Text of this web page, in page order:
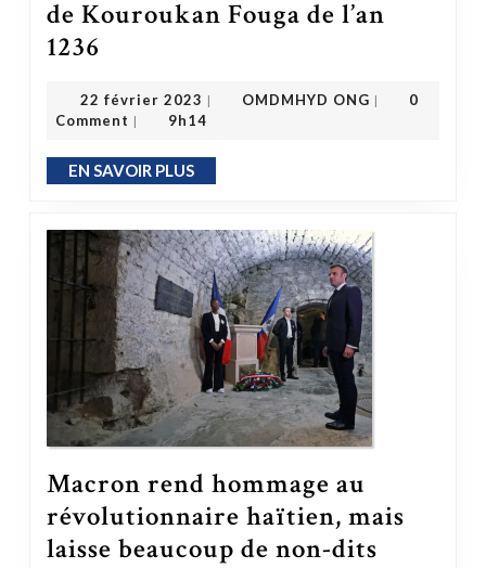
de Kouroukan Fouga de l’an
1236
22 février 2023 | OMDMHYD ONG |
0
Comment | 9h14
EN SAVOIR PLUSEN SAVOIR PLUS
Macron rend hommage au
révolutionnaire haïtien, mais
laisse beaucoup de non-dits